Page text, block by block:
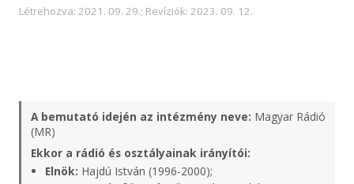
Létrehozva: 2021. 09. 29.; Revíziók: 2023. 09. 12.
A bemutató idején az intézmény neve: Magyar Rádió
(MR)
Ekkor a rádió és osztályainak irányítói:
Elnök: Hajdú István (1996-2000);